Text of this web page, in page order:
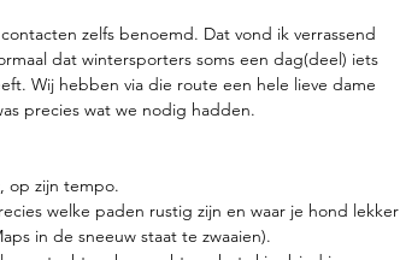
zelfs benoemd. Dat vond ik verrassend
dat wintersporters soms een dag(deel) iets
Wij hebben via die route een hele lieve dame
precies wat we nodig hadden.
op zijn tempo.
welke paden rustig zijn en waar je hond lekker
in de sneeuw staat te zwaaien).